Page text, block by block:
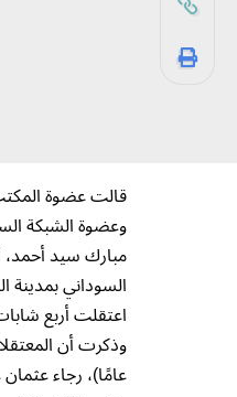
قالت عضوة
وعضوة الشبكة
مبارك سيد أحمد،
السوداني بمدينة
اعتقلت أربع